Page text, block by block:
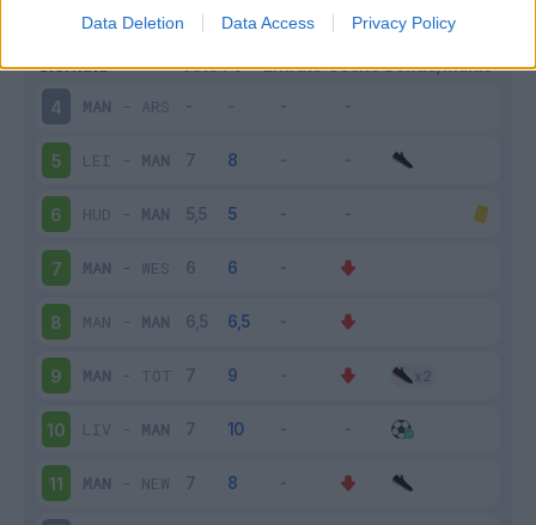
Data Deletion Data Access Privacy Policy
Giornata VotoFV Entrato UscitoBonus/Malus
4 MAN - ARS
5 LEI - MAN
6 HUD - MAN
7 MAN - WES
8 MAN - MAN
9 MAN - TOT
10 LIV - MAN
11 MAN - NEW